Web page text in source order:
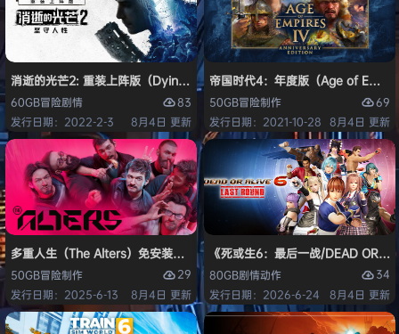
消逝的光芒2: 重装上阵版（Dying Light 2 Stay Human: Reloaded
60GB冒险剧情
83
发行日期：2022-2-3
8月4日 更新
帝国时代4：年度版（Age of
50GB冒险制作
69
发行日期：2021-10-28 8月4日 更新
多重人生（The Alters）免安装中文版
50GB冒险制作
29
发行日期：2025-6-13
8月4日 更新
《死或生6：最后一战/DEAD OR
80GB剧情动作
34
发行日期：2026-6-24
8月4日 更新